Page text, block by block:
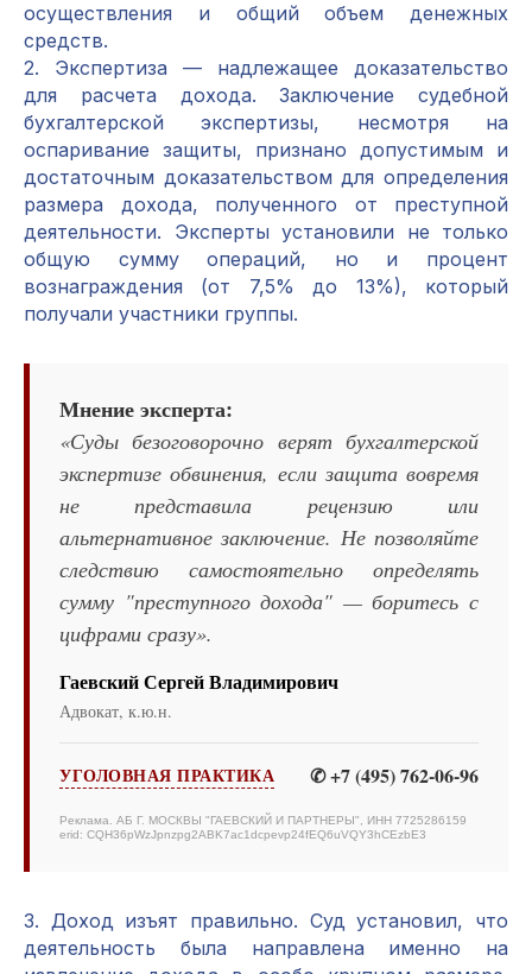
осуществления и общий объем денежных
средств.
2. Экспертиза — надлежащее доказательство
для расчета дохода. Заключение судебной
бухгалтерской экспертизы, несмотря на
оспаривание защиты, признано допустимым и
достаточным доказательством для определения
размера дохода, полученного от преступной
деятельности. Эксперты установили не только
общую сумму операций, но и процент
вознаграждения (от 7,5% до 13%), который
получали участники группы.
Мнение эксперта:
«Суды безоговорочно верят бухгалтерской
экспертизе обвинения, если защита вовремя
не представила рецензию или
альтернативное заключение. Не позволяйте
следствию самостоятельно определять
сумму "преступного дохода" — боритесь с
цифрами сразу».
Гаевский Сергей Владимирович
Адвокат, к.ю.н.
УГОЛОВНАЯ ПРАКТИКА ✆ +7 (495) 762-06-96
Реклама. АБ Г. МОСКВЫ "ГАЕВСКИЙ И ПАРТНЕРЫ", ИНН 7725286159
erid: CQH36pWzJpnzpg2ABK7ac1dcpevp24fEQ6uVQY3hCEzbE3
3. Доход изъят правильно. Суд установил, что
деятельность была направлена именно на